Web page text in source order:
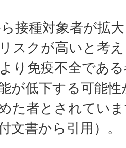
接種対象者が拡
スクが高いと考
り免疫不全であ
が低下する可能
た者とされてい
文書から引用）。